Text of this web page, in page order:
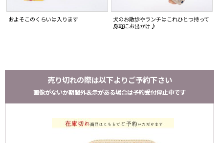
およそこのくらいは入ります
犬のお散歩やランチはこれひとつ持って
身軽にお出かけ♪
売り切れの際は以下よりご予約下さい
画像がないか期間外表示がある場合は予約受付停止中です